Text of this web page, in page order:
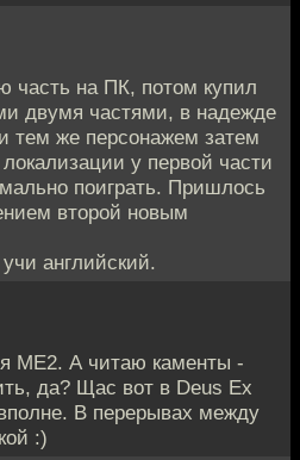
часть на ПК, потом купил
двумя частями, в надежде
тем же персонажем затем
у первой части
поиграть. Пришлось
второй новым
английский.
ME2. А читаю каменты -
да? Щас вот в Deus Ex
В перерывах между
:)